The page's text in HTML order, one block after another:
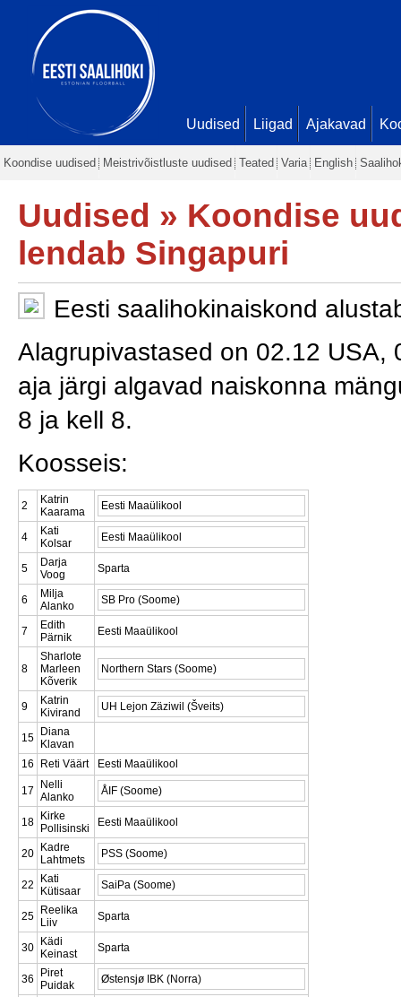
Uudised Liigad Ajakavad
Koondise uudised Meistrivõistluste uudised Teated Varia English
Uudised » Koondise
lendab Singapuri
Eesti saalihokinaiskond
Alagrupivastased on 02.12 USA,
aja järgi algavad naiskonna
8 ja kell 8.
Koosseis:
2
Katrin
Kaarama
Eesti Maaülikool
4
Kati
Kolsar
Eesti Maaülikool
5
Darja
Voog
Sparta
6
Milja
Alanko
SB Pro (Soome)
7
Edith
Pärnik
Eesti Maaülikool
8
Sharlote
Marleen
Kõverik
Northern Stars (Soome)
9
Katrin
Kivirand
UH Lejon Zäziwil (Šveits)
15
Diana
Klavan
16
Reti Väärt Eesti Maaülikool
17
Nelli
Alanko
ÅIF (Soome)
18
Kirke
Pollisinski
Eesti Maaülikool
20
Kadre
Lahtmets
PSS (Soome)
22
Kati
Kütisaar
SaiPa (Soome)
25
Reelika
Liiv
Sparta
30
Kädi
Keinast
Sparta
36
Piret
Puidak
Østensjø IBK (Norra)